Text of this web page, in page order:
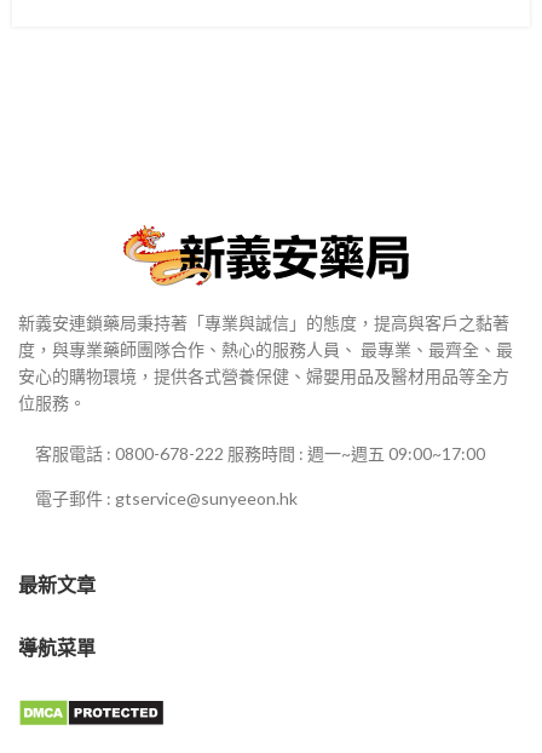
新義安連鎖藥局秉持著「專業與誠信」的態度，提高與客戶之黏著
度，與專業藥師團隊合作、熱心的服務人員、 最專業、最齊全、最
安心的購物環境，提供各式營養保健、婦嬰用品及醫材用品等全方
位服務。
客服電話 : 0800-678-222 服務時間 : 週一~週五 09:00~17:00
電子郵件 : gtservice@sunyeeon.hk
最新文章
導航菜單